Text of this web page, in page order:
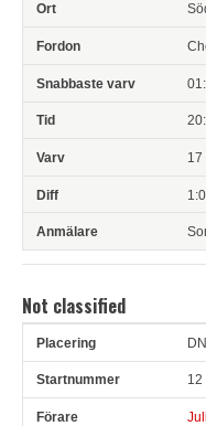
17
Not classified
Pl Snr
12